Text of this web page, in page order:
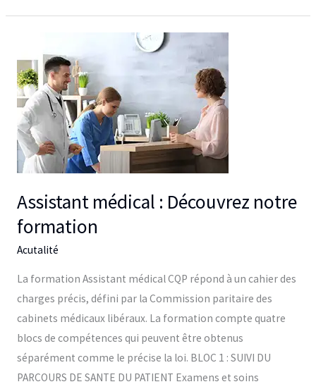
Assistant médical : Découvrez notre
formation
Acutalité
La formation Assistant médical CQP répond à un cahier des
charges précis, défini par la Commission paritaire des
cabinets médicaux libéraux. La formation compte quatre
blocs de compétences qui peuvent être obtenus
séparément comme le précise la loi. BLOC 1 : SUIVI DU
PARCOURS DE SANTE DU PATIENT Examens et soins
médical :
Découvrez
notre
formation